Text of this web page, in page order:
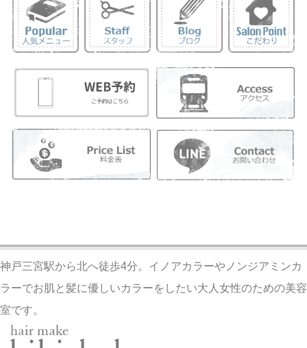
神戸三宮駅から北へ徒歩4分。イノアカラーやノンジアミンカ
ラーでお肌と髪に優しいカラーをしたい大人女性のための美容
室です。